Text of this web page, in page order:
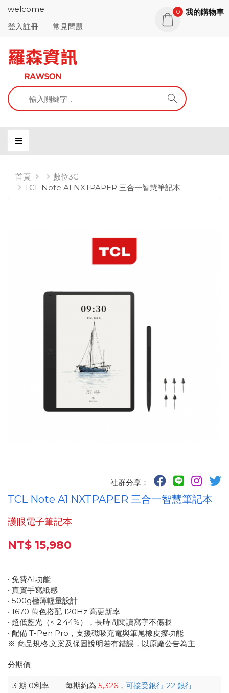
welcome
登入註冊
常見問題
0 我的購物車
首頁
數位3C
TCL Note A1 NXTPAPER 三合一智慧筆記本
社群分享：
TCL Note A1 NXTPAPER 三合一智慧筆記本
護眼電子筆記本
NT$ 15,980
• 免費AI功能
• 真實手寫紙感
• 500g極薄輕量設計
• 1670 萬色搭配 120Hz 高更新率
• 超低藍光（< 2.44%），長時間閱讀寫字不傷眼
• 配備 T-Pen Pro，支援磁吸充電與筆尾橡皮擦功能
※ 商品規格,文案及保固說明若有錯誤，以原廠公告為主
分期價
3 期 0利率 每期約為 5,326 ， 可接受銀行 22 銀行